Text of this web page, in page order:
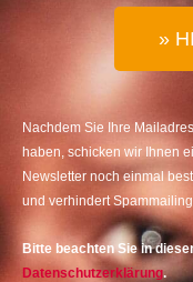
»
Nachdem Sie Ihre
haben, schicken wir Ihnen
Newsletter noch einmal
und verhindert
Bitte beachten Sie in
Datenschutzerklärung.